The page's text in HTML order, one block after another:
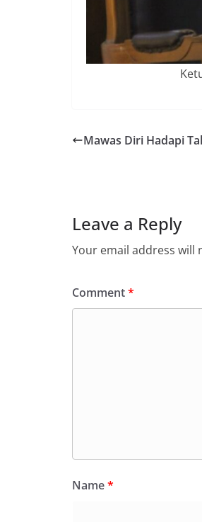
Mawas Diri Hadapi
Leave a Reply
Your email address will
Comment*
Name*